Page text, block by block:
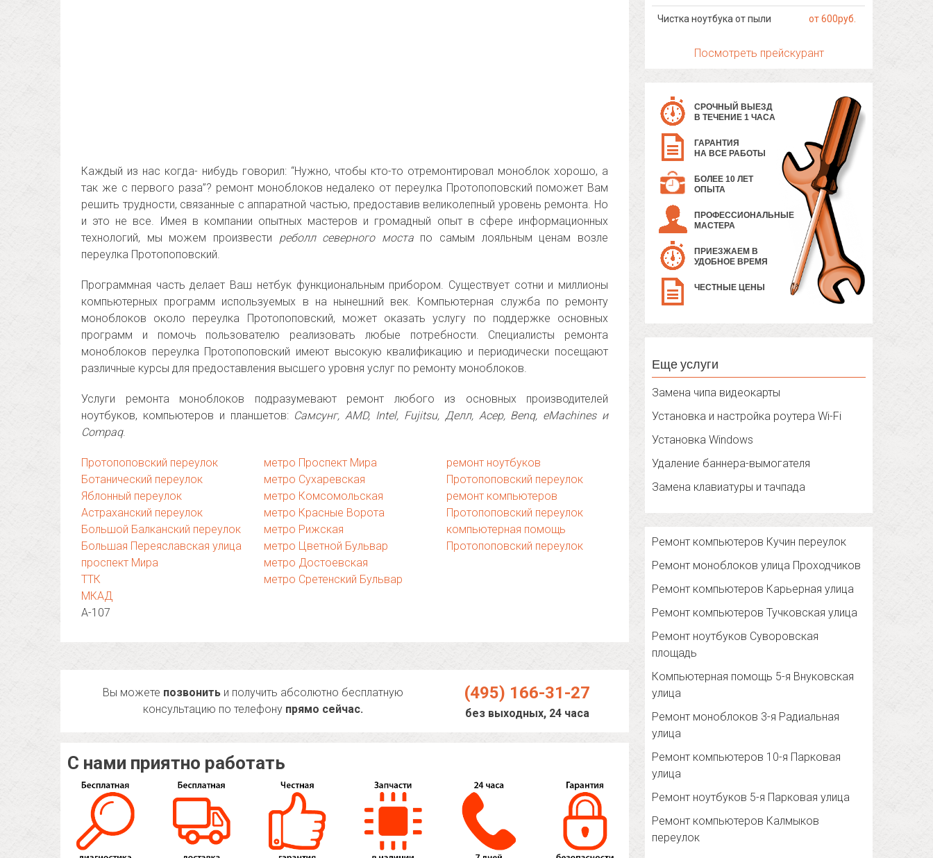
Каждый из нас когда- нибудь говорил: “Нужно, чтобы кто-то отремонтировал моноблок хорошо, а
так же с первого раза”? ремонт моноблоков недалеко от переулка Протопоповский поможет Вам
решить трудности, связанные с аппаратной частью, предоставив великолепный уровень ремонта. Но
и это не все. Имея в компании опытных мастеров и громадный опыт в сфере информационных
технологий, мы можем произвести реболл северного мостапо самым лояльным ценам возле
переулка Протопоповский.
Программная часть делает Ваш нетбук функциональным прибором. Существует сотни и миллионы
компьютерных программ используемых в на нынешний век. Компьютерная служба по ремонту
моноблоков около переулка Протопоповский, может оказать услугу по поддержке основных
программ и помочь пользователю реализовать любые потребности. Специалисты ремонта
моноблоков переулка Протопоповский имеют высокую квалификацию и периодически посещают
различные курсы для предоставления высшего уровня услуг по ремонту моноблоков.
Услуги ремонта моноблоков подразумевают ремонт любого из основных производителей
ноутбуков, компьютеров и планшетов: Самсунг, AMD, Intel, Fujitsu, Делл, Асер, Benq, eMachines и
Compaq.
Протопоповский переулок
Ботанический переулок
Яблонный переулок
Астраханский переулок
Большой Балканский переулок
Большая Переяславская улица
проспект Мира
ТТК
МКАД
А-107
метро Проспект Мира
метро Сухаревская
метро Комсомольская
метро Красные Ворота
метро Рижская
метро Цветной Бульвар
метро Достоевская
метро Сретенский Бульвар
ремонт ноутбуков
Протопоповский переулок
ремонт компьютеров
Протопоповский переулок
компьютерная помощь
Протопоповский переулок
Вы можете позвонить и получить абсолютно бесплатную
консультацию по телефону прямо сейчас.
(495) 166-31-27
без выходных, 24 часа
С нами приятно работать
Чистка ноутбука от пыли от 600руб.
Посмотреть прейскурант
СРОЧНЫЙ ВЫЕЗД
В ТЕЧЕНИЕ 1 ЧАСА
ГАРАНТИЯ
НА ВСЕ РАБОТЫ
БОЛЕЕ 10 ЛЕТ
ОПЫТА
ПРОФЕССИОНАЛЬНЫЕ
МАСТЕРА
ПРИЕЗЖАЕМ В
УДОБНОЕ ВРЕМЯ
ЧЕСТНЫЕ ЦЕНЫ
Еще услуги
Замена чипа видеокарты
Установка и настройка роутера Wi-Fi
Установка Windows
Удаление баннера-вымогателя
Замена клавиатуры и тачпада
Ремонт компьютеров Кучин переулок
Ремонт моноблоков улица Проходчиков
Ремонт компьютеров Карьерная улица
Ремонт компьютеров Тучковская улица
Ремонт ноутбуков Суворовская
площадь
Компьютерная помощь 5-я Внуковская
улица
Ремонт моноблоков 3-я Радиальная
улица
Ремонт компьютеров 10-я Парковая
улица
Ремонт ноутбуков 5-я Парковая улица
Ремонт компьютеров Калмыков
переулок